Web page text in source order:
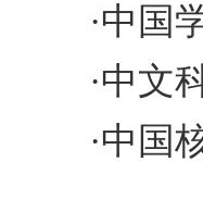
·中国
·中文科
·中国